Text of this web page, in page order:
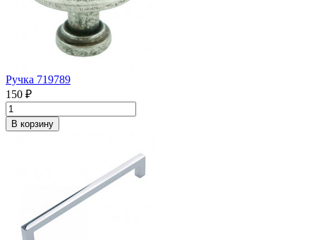
Ручка 719789
150 ₽
В корзину